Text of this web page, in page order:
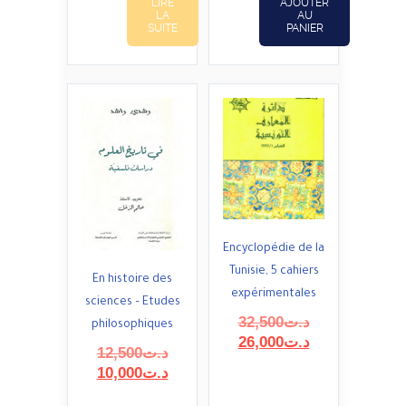
LIRE
LA
SUITE
AJOUTER
AU
PANIER
En histoire des
sciences – Etudes
philosophiques
د.ت12,500
Le
prixد.ت10,000
Le
Encyclopédie de la
Tunisie, 5 cahiers
expérimentales
د.ت32,500
Le
prixد.ت26,000
Le